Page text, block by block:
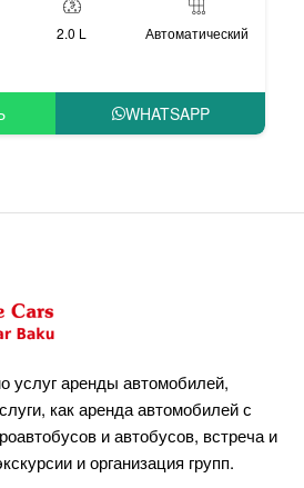
2.0 L Автоматический
WHATSAPP
услуг аренды автомобилей,
как аренда автомобилей с
и автобусов, встреча и
и организация групп.